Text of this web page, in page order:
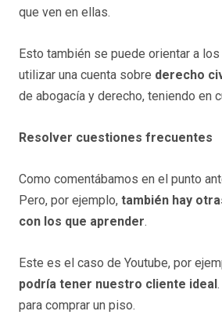
que ven en ellas.
Esto también se puede orientar a
utilizar una cuenta sobre derecho
de abogacía y derecho, teniendo en
Resolver cuestiones frecuentes
Como comentábamos en el punto
Pero, por ejemplo, también hay
con los que aprender.
Este es el caso de Youtube, por
podría tener nuestro cliente ideal
para comprar un piso.